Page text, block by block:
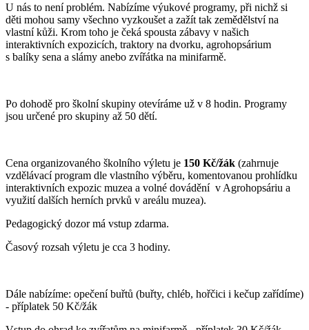
U nás to není problém. Nabízíme výukové programy, při nichž si
děti mohou samy všechno vyzkoušet a zažít tak zemědělství na
vlastní kůži. Krom toho je čeká spousta zábavy v našich
interaktivních expozicích, traktory na dvorku, agrohopsárium
s balíky sena a slámy anebo zvířátka na minifarmě.
Po dohodě pro školní skupiny otevíráme už v 8 hodin. Programy
jsou určené pro skupiny až 50 dětí.
Cena organizovaného školního výletu je 150 Kč/žák (zahrnuje
vzdělávací program dle vlastního výběru, komentovanou prohlídku
interaktivních expozic muzea a volné dovádění v Agrohopsáriu a
využití dalších herních prvků v areálu muzea).
Pedagogický dozor má vstup zdarma.
Časový rozsah výletu je cca 3 hodiny.
Dále nabízíme: opečení buřtů (buřty, chléb, hořčici i kečup zařídíme)
- příplatek 50 Kč/žák